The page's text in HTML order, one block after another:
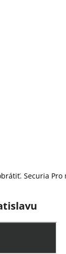
Securia Pro